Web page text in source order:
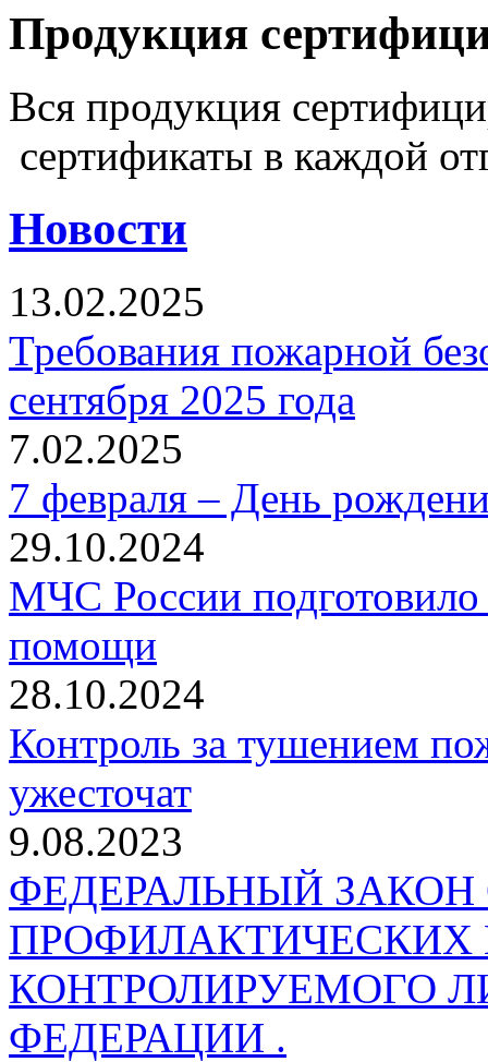
Продукция
Вся продукция
сертификаты в каждой
Новости
13.02.2025
Требования пожарной
сентября 2025 года
7.02.2025
7 февраля – День
29.10.2024
МЧС России
помощи
28.10.2024
Контроль за тушением
ужесточат
9.08.2023
ФЕДЕРАЛЬНЫЙ
КОНТРОЛИРУЕМОГО
ФЕДЕРАЦИИ .